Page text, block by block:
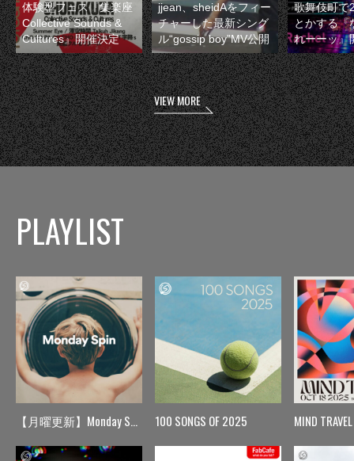
体験型フェス『集楽座
Collective Sounds &
Cultures』開催決定
jjean、sheidAをフィー
チャーした最新シング
ル“gossip boy”MV公開
歌舞伎町で
とかする『
れーーッ』
VIEW MORE
PLAYLIST
【月曜更新】Monday Spin 100 SONGS OF 2025 MIND TRAVEL